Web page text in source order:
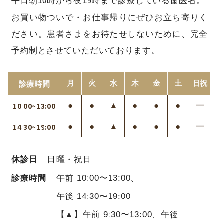
お買い物ついで・お仕事帰りにぜひお立ち寄りく
ださい。 患者さまをお待たせしないために、完全
予約制とさせていただいております。
診療時間 月 火 水 木 金 土 日祝
10:00~13:00 ● ● ▲ ● ● ● ━
14:30~19:00 ● ● ▲ ● ● ● ━
休診日
日曜・祝日
診療時間
午前 10:00〜13:00、
午後 14:30〜19:00
【▲】午前 9:30〜13:00、午後